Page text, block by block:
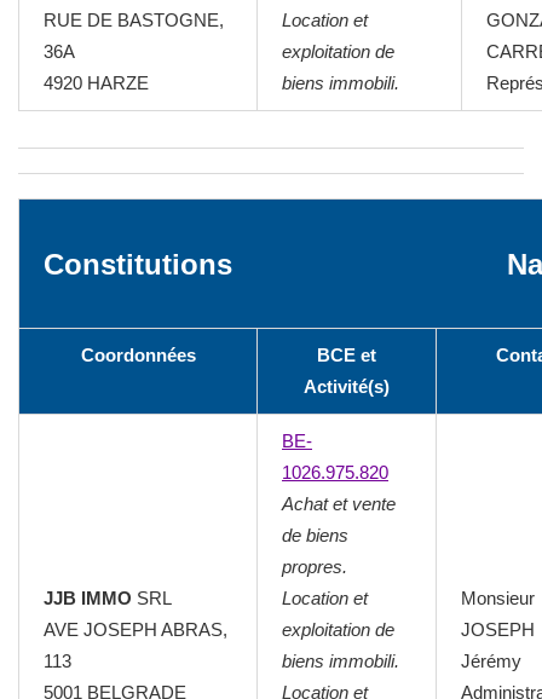
RUE DE BASTOGNE,
36A
4920 HARZE
Location et
exploitation de
biens immobili.
Constitutions
Coordonnées
BCE et
Activité(s)
JJB IMMO SRL
AVE JOSEPH ABRAS,
113
5001 BELGRADE
BE-
1026.975.820
Achat et vente
de biens
propres.
Location et
exploitation de
biens immobili.
Location et
Monsieur
JOSEPH
Jérémy